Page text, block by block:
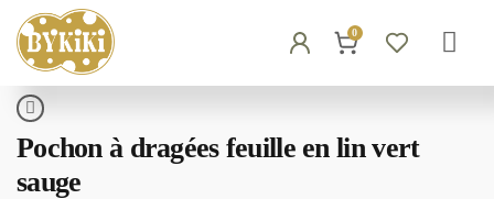
0
Pochon à dragées feuille en lin vert
sauge